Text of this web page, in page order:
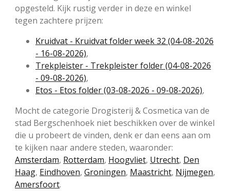
opgesteld. Kijk rustig verder in deze en winkel
tegen zachtere prijzen:
Kruidvat - Kruidvat folder week 32 (04-08-2026
- 16-08-2026),
Trekpleister - Trekpleister folder (04-08-2026
- 09-08-2026),
Etos - Etos folder (03-08-2026 - 09-08-2026),
Mocht de categorie Drogisterij & Cosmetica van de
stad Bergschenhoek niet beschikken over de winkel
die u probeert de vinden, denk er dan eens aan om
te kijken naar andere steden, waaronder:
Amsterdam, Rotterdam, Hoogvliet, Utrecht, Den
Haag, Eindhoven, Groningen, Maastricht, Nijmegen,
Amersfoort.